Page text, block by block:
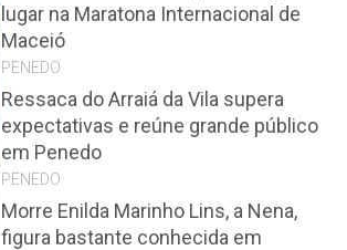
lugar na Maratona Internacional de
Maceió
PENEDO
Ressaca do Arraiá da Vila supera
expectativas e reúne grande público
em Penedo
PENEDO
Morre Enilda Marinho Lins, a Nena,
figura bastante conhecida em